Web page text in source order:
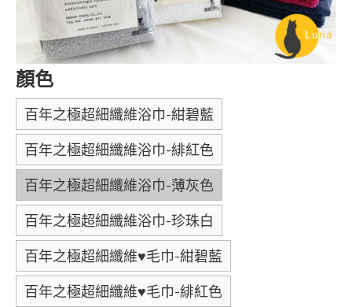
顏色
百年之極超細纖維浴巾-紺碧藍
百年之極超細纖維浴巾-緋紅色
百年之極超細纖維浴巾-薄灰色
百年之極超細纖維浴巾-珍珠白
百年之極超細纖維♥毛巾-紺碧藍
百年之極超細纖維♥毛巾-緋紅色